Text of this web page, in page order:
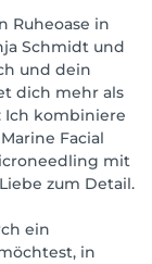
Ruheoase in
Schmidt und
und dein
dich mehr als
Ich kombiniere
Facial
mit
zum Detail.
ein
in